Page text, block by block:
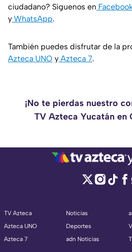
ciudadano? Síguenos en
y WhatsApp.
También puedes disfrutar de la
Azteca UNO y Azteca 7.
¡No te pierdas nuestro
TV Azteca Yucatán en
TV Azteca
Azteca UNO
Azteca 7
Noticias
Deportes
adn Noticias